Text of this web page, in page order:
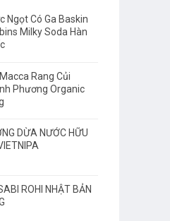
Ngọt Có Ga Baskin
Milky Soda Hàn
Rang Củi
Phương Organic
DỪA NƯỚC HỮU
ROHI NHẬT BẢN